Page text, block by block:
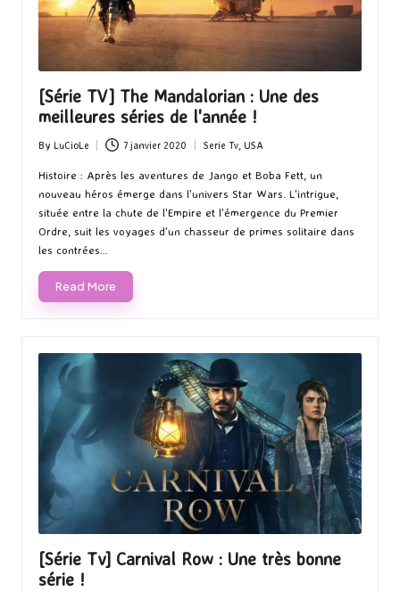
[Série TV] The Mandalorian : Une des
meilleures séries de l'année !
Posted
by
By LuCioLe 7 janvier 2020
Posted
Serie Tv, USA
Histoire : Après les aventures de Jango et Boba Fett, un
nouveau héros émerge dans l'univers Star Wars. L'intrigue,
située entre la chute de l'Empire et l'émergence du Premier
Ordre, suit les voyages d'un chasseur de primes solitaire dans
les contrées…
Read More
[Série Tv] Carnival Row : Une très bonne
série !